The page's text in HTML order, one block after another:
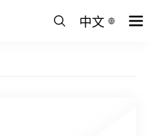
中文